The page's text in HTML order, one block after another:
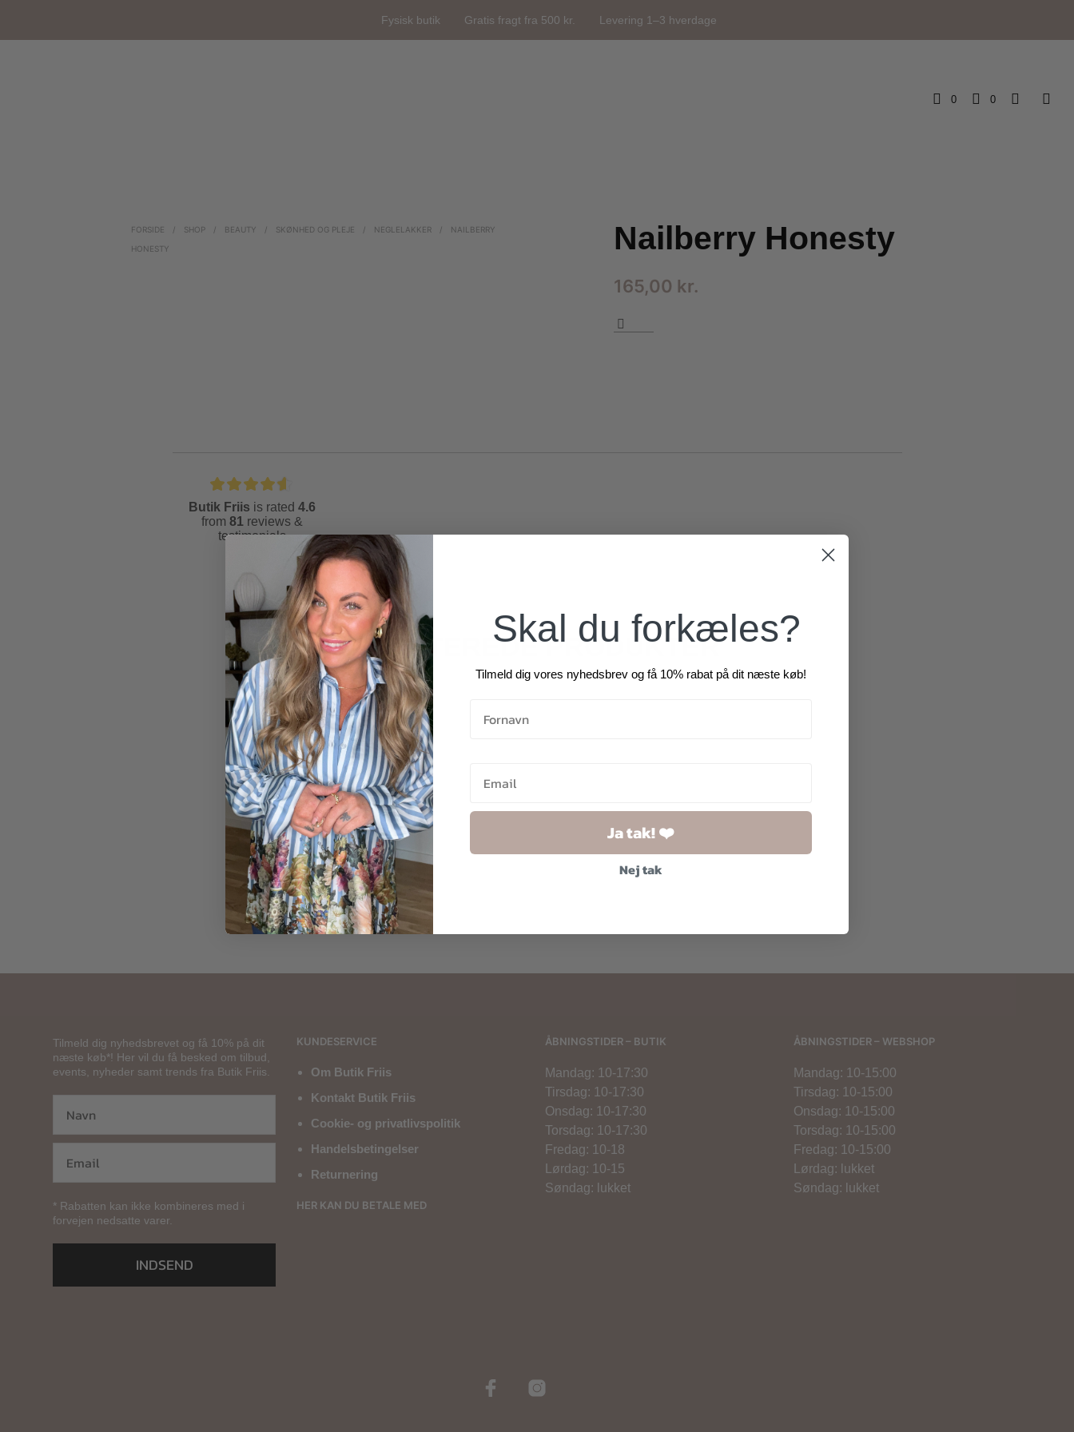
Fysisk butik Gratis fragt fra 500 kr. Levering 1–3 hverdage
0 0
FORSIDE / SHOP / BEAUTY / SKØNHED OG PLEJE / NEGLELAKKER /
NAILBERRY
HONESTY
Nailberry Honesty
165,00 kr.
Butik Friis is rated 4.6
from 81 reviews &
testimonials
RELATEREDE PRODUKTER
165,00kr. 100,00kr.
Tilmeld dig nyhedsbrevet og få 10% på dit
næste køb*! Her vil du få besked om tilbud,
events, nyheder samt trends fra Butik Friis.
* Rabatten kan ikke kombineres med i
forvejen nedsatte varer.
INDSEND
KUNDESERVICE
Om Butik Friis
Kontakt Butik Friis
Cookie- og privatlivspolitik
Handelsbetingelser
Returnering
HER KAN DU BETALE MED
ÅBNINGSTIDER – BUTIK
Mandag: 10-17:30
Tirsdag: 10-17:30
Onsdag: 10-17:30
Torsdag: 10-17:30
Fredag: 10-18
Lørdag: 10-15
Søndag: lukket
ÅBNINGSTIDER – WEBSHOP
Mandag: 10-15:00
Tirsdag: 10-15:00
Onsdag: 10-15:00
Torsdag: 10-15:00
Fredag: 10-15:00
Lørdag: lukket
Søndag: lukket
Skal du forkæles?
Tilmeld dig vores nyhedsbrev og få 10% rabat på dit næste køb!
Ja tak! ❤️
Nej tak